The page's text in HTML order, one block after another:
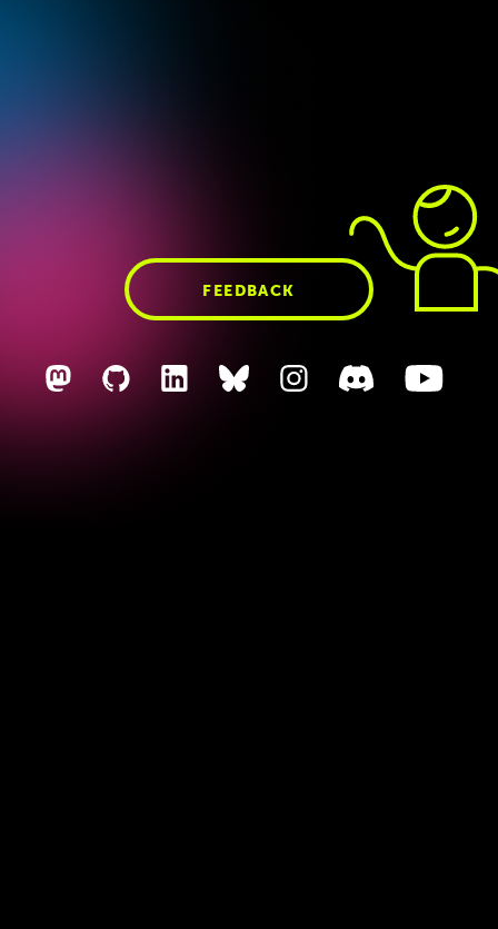
Storage // Quarkus
3.0 // AI: Brief von
LAION an die EU
FEEDBACK